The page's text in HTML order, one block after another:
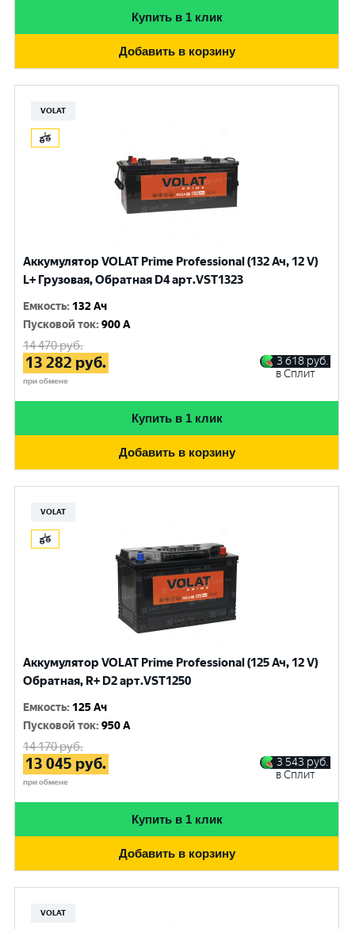
Купить в 1 клик
Добавить в корзину
VOLAT
Аккумулятор VOLAT Prime Professional (132 Ач, 12 V)
L+ Грузовая, Обратная D4 арт.VST1323
Емкость: 132 Ач
Пусковой ток:900 A
14 470руб.
13 282 руб.
при обмене
3 618 руб.
в Сплит
Купить в 1 клик
Добавить в корзину
VOLAT
Аккумулятор VOLAT Prime Professional (125 Ач, 12 V)
Обратная, R+ D2 арт.VST1250
Емкость: 125 Ач
Пусковой ток:950 A
14 170руб.
13 045 руб.
при обмене
3 543 руб.
в Сплит
Купить в 1 клик
Добавить в корзину
VOLAT